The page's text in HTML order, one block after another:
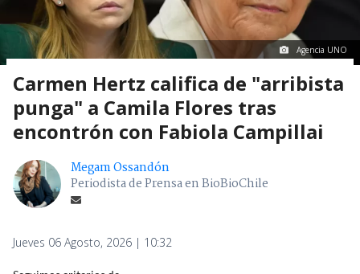
Agencia UNO
Carmen Hertz califica de "arribista
punga" a Camila Flores tras
encontrón con Fabiola Campillai
Megam Ossandón
Periodista de Prensa en BioBioChile
Jueves 06 Agosto, 2026 | 10:32